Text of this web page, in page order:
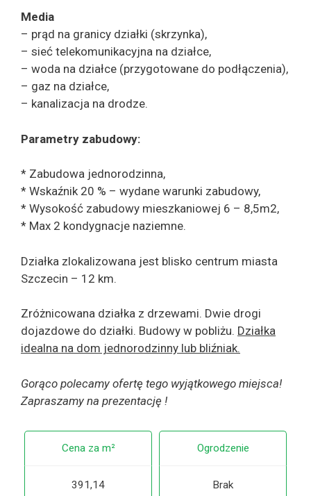
Media
– prąd na granicy działki (skrzynka),
– sieć telekomunikacyjna na działce,
– woda na działce (przygotowane do podłączenia),
– gaz na działce,
– kanalizacja na drodze.
Parametry zabudowy:
* Zabudowa jednorodzinna,
* Wskaźnik 20 % – wydane warunki zabudowy,
* Wysokość zabudowy mieszkaniowej 6 – 8,5m2,
* Max 2 kondygnacje naziemne.
Działka zlokalizowana jest blisko centrum miasta
Szczecin – 12 km.
Zróżnicowana działka z drzewami. Dwie drogi
dojazdowe do działki. Budowy w pobliżu. Działka
idealna na dom jednorodzinny lub bliźniak.
Gorąco polecamy ofertę tego wyjątkowego miejsca!
Zapraszamy na prezentację !
Cena za m²
391,14
Ogrodzenie
Brak